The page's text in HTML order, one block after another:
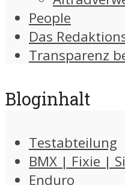
People
Das
Transparenz
Bloginhalt
Testabteilung
BMX | Fixie |
Enduro